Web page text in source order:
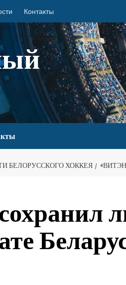
Контакты
БЕЛОРУССКОГО ХОККЕЯ